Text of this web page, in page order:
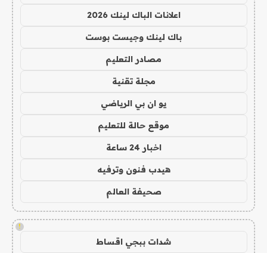
اعلانات الباك لينك 2026
باك لينك وجيست بوست
مصادر التعليم
مجلة تقنية
يو ان بي الرياضي
موقع حالة للتعليم
اخبار 24 ساعة
هيدب فنون وترفيه
صحيفة العالم
!
شدات ببجي اقساط